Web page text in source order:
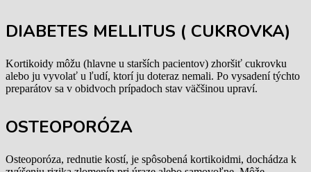
DIABETES MELLITUS ( CUKROVKA)
Kortikoidy môžu (hlavne u starších pacientov) zhoršiť cukrovku
alebo ju vyvolať u ľudí, ktorí ju doteraz nemali. Po vysadení týchto
preparátov sa v obidvoch prípadoch stav väčšinou upraví.
OSTEOPORÓZA
Osteoporóza, rednutie kostí, je spôsobená kortikoidmi, dochádza k